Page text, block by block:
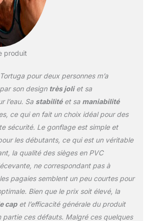
2 sièges avec dossier
drop stitch, 2 palettes
chambres à air avec
spéciales adaptées pour
2 personnes
Construction à double
perle extérieure et fond
en point de chute de
haute qualité pour une
rigiditéélevée.
produit
pour deux personnes m’a
son design très joliet sa
l’eau. Sa stabilitéet sa maniabilité
ce qui en fait un choix idéal pour des
sécurité. Le gonflage est simple et
les débutants, ce qui est un véritable
la qualité des sièges en PVC
ne correspondant pas à
pagaies semblent un peu courtes pour
Bien que le prix soit élevé, la
capet l’efficacité générale du produit
partie ces défauts. Malgré ces quelques